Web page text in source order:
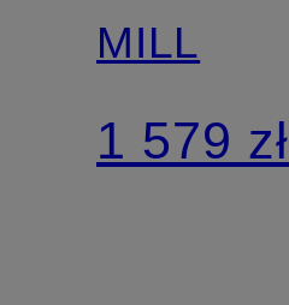
MILL
1 579 zł